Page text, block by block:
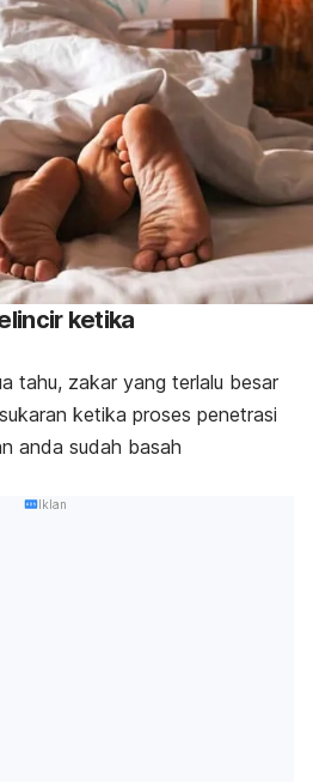
ketika
tahu, zakar yang terlalu besar
ketika proses penetrasi
anda sudah basah
Iklan